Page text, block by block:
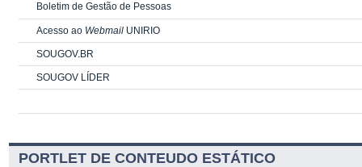
Boletim de Gestão de Pessoas
Acesso ao Webmail UNIRIO
SOUGOV.BR
SOUGOV LÍDER
PORTLET DE CONTEUDO ESTÁTICO